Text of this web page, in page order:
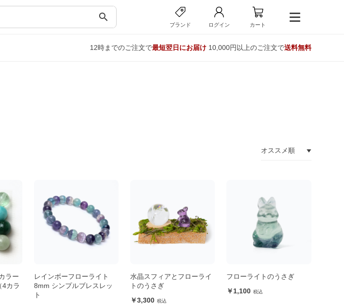
search
ブランド ログイン カート
12時までのご注文で最短翌日にお届け10,000円以上のご注文で送料無料
ラー
4カラ
レインボーフローライト
8mm シンプルブレスレッ
ト
水晶スフィアとフローライ
トのうさぎ
3,300
フローライトのうさぎ
1,100